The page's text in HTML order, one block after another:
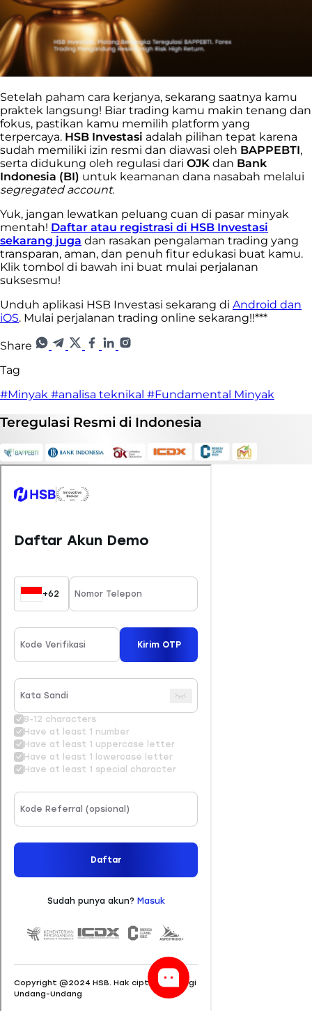
Setelah paham cara kerjanya, sekarang saatnya kamu
praktek langsung! Biar trading kamu makin tenang dan
fokus, pastikan kamu memilih platform yang
terpercaya. HSB Investasi adalah pilihan tepat karena
sudah memiliki izin resmi dan diawasi oleh BAPPEBTI,
serta didukung oleh regulasi dari OJK dan Bank
Indonesia (BI) untuk keamanan dana nasabah melalui
segregated account.
Yuk, jangan lewatkan peluang cuan di pasar minyak
mentah! Daftar atau registrasi di HSB Investasi
sekarang juga dan rasakan pengalaman trading yang
transparan, aman, dan penuh fitur edukasi buat kamu.
Klik tombol di bawah ini buat mulai perjalanan
suksesmu!
Unduh aplikasi HSB Investasi sekarang di Android dan
iOS. Mulai perjalanan trading online sekarang!!***
Share
Tag
#Minyak #analisa teknikal #Fundamental Minyak
Teregulasi Resmi di Indonesia